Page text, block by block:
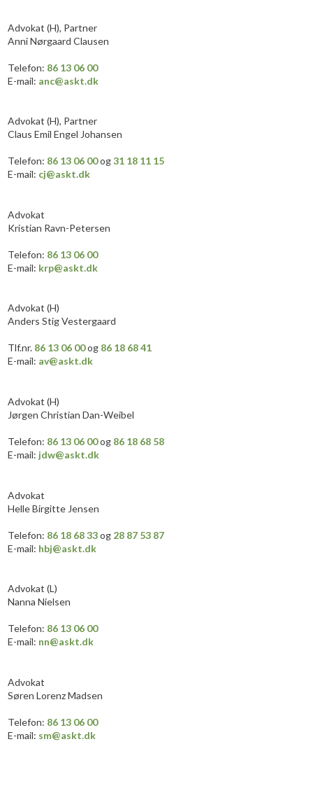
​Advokat (H), Partner
Anni Nørgaard Clausen
T​elefon: 86 13 06 00
E-mail: anc@askt.dk
​​​Advokat (H), Partner
Claus Emil Engel Johansen
​Telefon: 86 13 06 00og31 18 11 15
E-mail: cj@askt.dk
​Advokat
Kristian Ravn-Petersen
​Telefon: 86 13 06 00
E-mail: krp@askt.dk
Advokat (H)
Anders Stig Vestergaard
Tlf.nr. 86 13 06 00og 86 18 68 41
E-mail: av@askt.dk
​Advokat (H)
Jørgen Christian Dan-Weibel
​Telefon: 86 13 06 00og 86 18 68 58
E-mail: jdw@askt.dk
​Advokat​
Helle Birgitte Jensen
​Telefon: 86 18 68 33og 28 87 53 87
E-mail: hbj@askt.dk
​​Advokat (L)
Nanna Nielsen
​Telefon: 86 13 06​ 00
E-mail: nn@askt.dk​
Advokat
Søren Lorenz Madsen
​​Telefon: 86 13 06​ 00
E-mail: sm@askt.dk​